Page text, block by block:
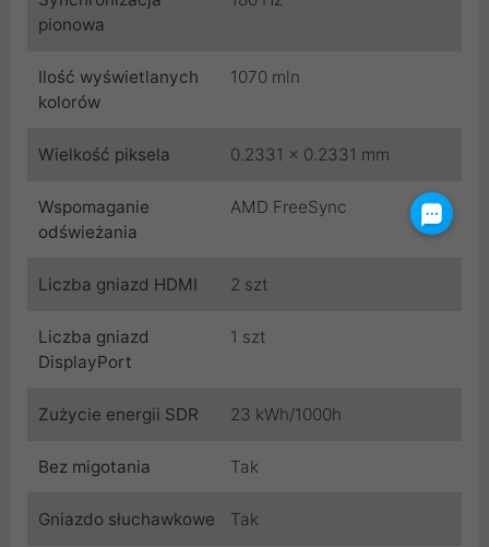
pionowa
Ilość wyświetlanych
kolorów
1070 mln
Wielkość piksela 0.2331 x 0.2331 mm
Wspomaganie
odświeżania
AMD FreeSync
Liczba gniazd HDMI 2 szt
Liczba gniazd
DisplayPort
1 szt
Zużycie energii SDR 23 kWh/1000h
Bez migotania Tak
Gniazdo słuchawkowe Tak